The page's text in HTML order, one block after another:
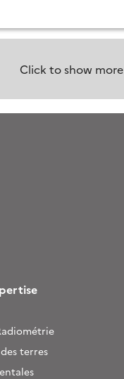
Click to show more
terres